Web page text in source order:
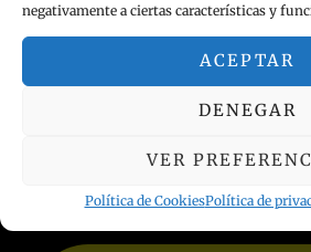
negativamente a ciertas características y
ACEPTAR
DENEGAR
VER
Política de CookiesPolítica de
INFORMACIÓN LEGAL
Términos y condiciones
Aviso Legal